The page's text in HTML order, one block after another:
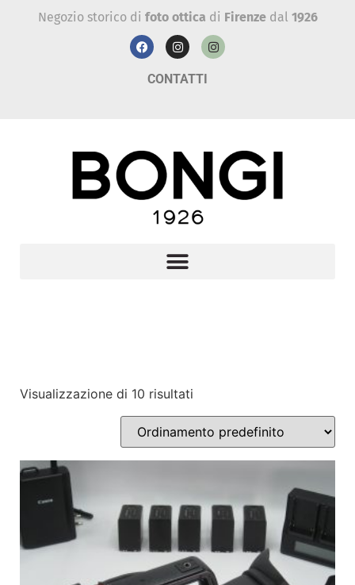
Negozio storico di foto ottica di Firenzedal 1926
CONTATTI
Visualizzazione di 10 risultati